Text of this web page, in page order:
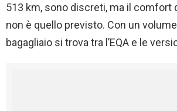
513 km, sono discreti, ma il comfort
non è quello previsto. Con un volume
bagagliaio si trova tra l’EQA e le